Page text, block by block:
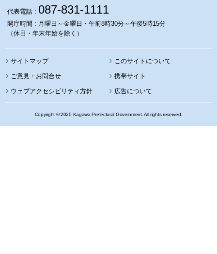
代表電話 : 087-831-1111
開庁時間 : 月曜日～金曜日・午前8時30分～午後5時15分
（休日・年末年始を除く）
サイトマップ このサイトについて
携帯サイト
ウェブアクセシビリティ方針 広告について
Copyright © 2020 Kagawa Prefectural Government. All rights reserved.